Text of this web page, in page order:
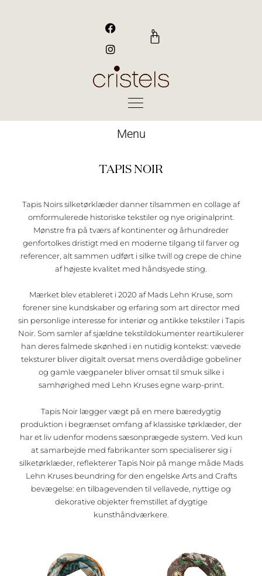
F
a
c
e
b
o
I
n
s
t
a
g
0
Kurv
Menu
TAPIS NOIR
Tapis Noirs silketørklæder danner tilsammen en collage af
omformulerede historiske tekstiler og nye originalprint.
Mønstre fra på tværs af kontinenter og århundreder
genfortolkes dristigt med en moderne tilgang til farver og
referencer, alt sammen udført i silke twill og crepe de chine
af højeste kvalitet med håndsyede sting.
Mærket blev etableret i 2020 af Mads Lehn Kruse, som
forener sine kundskaber og erfaring som art director med
sin personlige interesse for interiør og antikke tekstiler i Tapis
Noir. Som samler af sjældne tekstildokumenter reartikulerer
han deres falmede skønhed i en nutidig kontekst: vævede
teksturer bliver digitalt oversat mens overdådige gobeliner
og gamle vægpaneler bliver omsat til smuk silke i
samhørighed med Lehn Kruses egne warp-print.
Tapis Noir lægger vægt på en mere bæredygtig
produktion i begrænset omfang af klassiske tørklæder, der
har et liv udenfor modens sæsonprægede system. Ved kun
at samarbejde med fabrikanter som specialiserer sig i
silketørklæder, reflekterer Tapis Noir på mange måde Mads
Lehn Kruses beundring for den engelske Arts and Crafts
bevægelse: en tilbagevenden til vellavede, nyttige og
dekorative objekter fremstillet af dygtige
kunsthåndværkere.